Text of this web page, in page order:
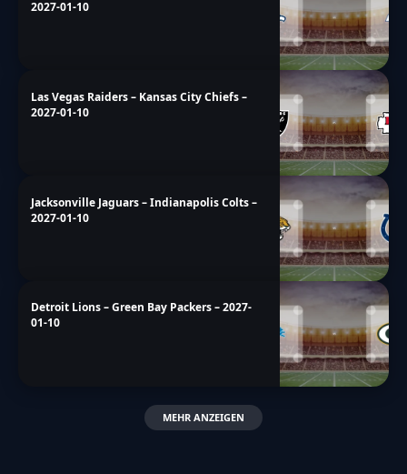
2027-01-10
Las Vegas Raiders – Kansas City Chiefs –
2027-01-10
Jacksonville Jaguars – Indianapolis Colts –
2027-01-10
Detroit Lions – Green Bay Packers – 2027-
01-10
MEHR ANZEIGEN